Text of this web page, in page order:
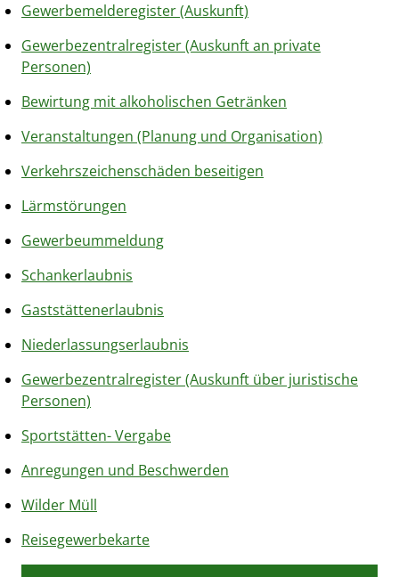
Gewerbemelderegister (Auskunft)
Gewerbezentralregister (Auskunft an private
Personen)
Bewirtung mit alkoholischen Getränken
Veranstaltungen (Planung und Organisation)
Verkehrszeichenschäden beseitigen
Lärmstörungen
Gewerbeummeldung
Schankerlaubnis
Gaststättenerlaubnis
Niederlassungserlaubnis
Gewerbezentralregister (Auskunft über juristische
Personen)
Sportstätten- Vergabe
Anregungen und Beschwerden
Wilder Müll
Reisegewerbekarte